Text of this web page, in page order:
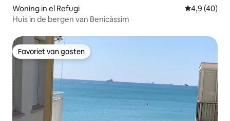
Woning in el Refugi Gemiddelde
4,9 (40)
Huis in de bergen van Benicàssim
Favoriet van gasten
Favoriet van gasten